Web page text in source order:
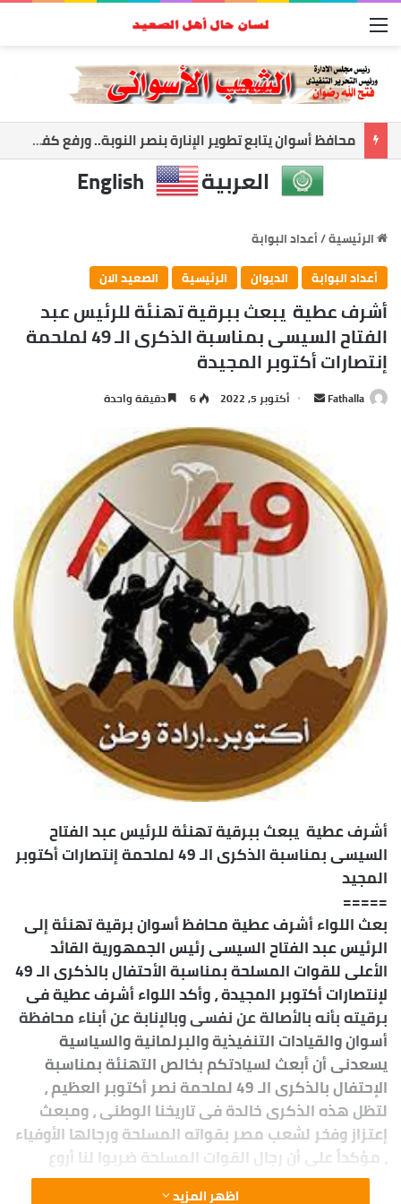
أسوان تعزز الشراكة الأمنية.. المحافظ ومدير الأمن يبحثان ملفات الأمن والتنميه
العربية English
الرئيسية/أعداد البوابة
أعداد البوابة
الديوان الرئيسية الصعيد الان
أشرف عطية يبعث ببرقية تهنئة للرئيس عبد
الفتاح السيسى بمناسبة الذكرى الـ 49 لملحمة
إنتصارات أكتوبر المجيدة
Fathalla
ل
ب
ك
ت
ر
ي
ا
أكتوبر 5, 2022 6 دقيقة واحدة
أشرف عطية يبعث ببرقية تهنئة للرئيس عبد الفتاح
السيسى بمناسبة الذكرى الـ 49 لملحمة إنتصارات أكتوبر
المجيد
=====
بعث اللواء أشرف عطية محافظ أسوان برقية تهنئة إلى
الرئيس عبد الفتاح السيسى رئيس الجمهورية القائد
الأعلى للقوات المسلحة بمناسبة الأحتفال بالذكرى الـ 49
لإنتصارات أكتوبر المجيدة ، وأكد اللواء أشرف عطية فى
برقيته بأنه بالأصالة عن نفسى وبالإنابة عن أبناء محافظة
أسوان والقيادات التنفيذية والبرلمانية والسياسية
يسعدنى أن أبعث لسيادتكم بخالص التهنئة بمناسبة
الإحتفال بالذكرى الـ 49 لملحمة نصر أكتوبر العظيم ،
لتظل هذه الذكرى خالدة فى تاريخنا الوطنى ، ومبعث
إعتزاز وفخر لشعب مصر بقواته المسلحة ورجالها الأوفياء
، مؤكداً على أن رجال القوات المسلحة ضربوا لنا أروع
البطولات فى التضحية والفداء ، مزودين بقوة العزيمة
اظهر المزيد